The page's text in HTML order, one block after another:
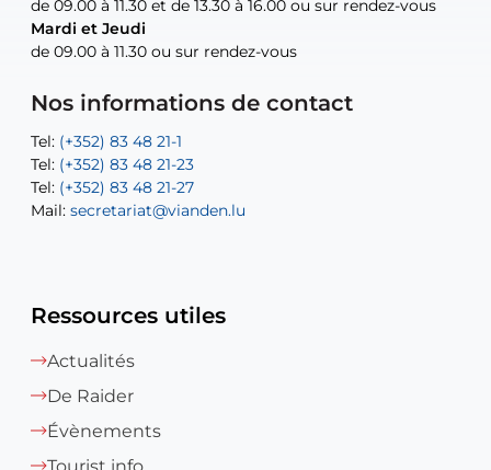
de 09.00 à 11.30 et de 13.30 à 16.00 ou sur rendez-vous
Mardi et Jeudi
de 09.00 à 11.30 ou sur rendez-vous
Nos informations de contact
Tel: (+352) 83 48 21-1
Tel: (+352) 83 48 21-23
Tel: (+352) 83 48 21-27
Mail: secretariat@vianden.lu
de 09.00 à 11.30 et de 13.30 à 16.00 ou sur rendez-vous
Mardi et Jeudi
de 09.00 à 11.30 ou sur rendez-vous
Tel: (+352) 83 48 21-20
Tel: (+352) 83 48 21-22
Mail:sofia.carvalho@vianden.lu
Mail: diane.storn@vianden.lu
Mail:recette@vianden.lu
Tel:(+352) 83 48 21-31
Tel:Permanence (Fuite d’eau) : 83 48 21 61
Ressources utiles
Actualités
De Raider
Évènements